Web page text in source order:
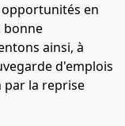
en
bonne
ainsi, à
d'emplois
la reprise